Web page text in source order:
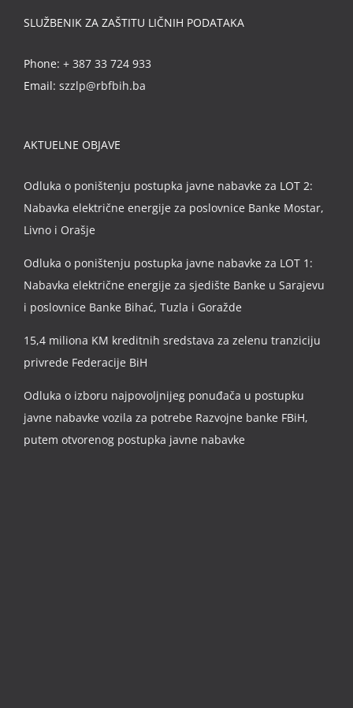
SLUŽBENIK ZA ZAŠTITU LIČNIH PODATAKA
Phone: + 387 33 724 933
Email: szzlp@rbfbih.ba
AKTUELNE OBJAVE
Odluka o poništenju postupka javne nabavke za LOT 2:
Nabavka električne energije za poslovnice Banke Mostar,
Livno i Orašje
Odluka o poništenju postupka javne nabavke za LOT 1:
Nabavka električne energije za sjedište Banke u Sarajevu
i poslovnice Banke Bihać, Tuzla i Goražde
15,4 miliona KM kreditnih sredstava za zelenu tranziciju
privrede Federacije BiH
Odluka o izboru najpovoljnijeg ponuđača u postupku
javne nabavke vozila za potrebe Razvojne banke FBiH,
putem otvorenog postupka javne nabavke